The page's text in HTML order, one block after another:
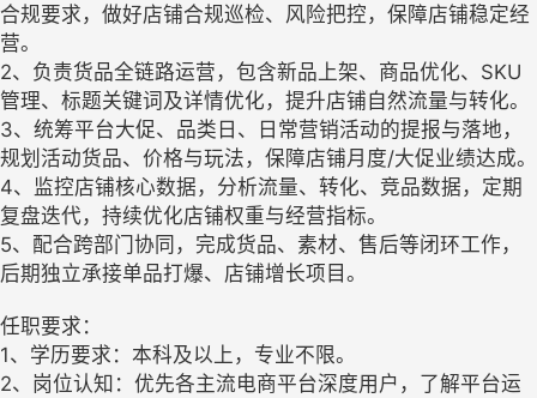
合规要求，做好店铺合规巡检、风险把控，保障店铺稳定经
营。
2、负责货品全链路运营，包含新品上架、商品优化、SKU
管理、标题关键词及详情优化，提升店铺自然流量与转化。
3、统筹平台大促、品类日、日常营销活动的提报与落地，
规划活动货品、价格与玩法，保障店铺月度/大促业绩达成。
4、监控店铺核心数据，分析流量、转化、竞品数据，定期
复盘迭代，持续优化店铺权重与经营指标。
5、配合跨部门协同，完成货品、素材、售后等闭环工作，
后期独立承接单品打爆、店铺增长项目。
任职要求：
1、学历要求：本科及以上，专业不限。
2、岗位认知：优先各主流电商平台深度用户，了解平台运